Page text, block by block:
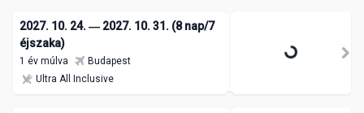
2027. 10. 24. ― 2027. 10. 31. (8 nap/7
éjszaka)
1 év múlva
Budapest
Ultra All Inclusive